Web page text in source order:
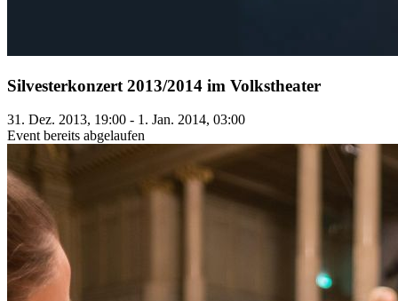
Silvesterkonzert 2013/2014 im Volkstheater
31. Dez. 2013, 19:00 - 1. Jan. 2014, 03:00
Event bereits abgelaufen